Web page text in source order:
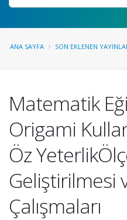
ANA SAYFA SON EKLENEN
Matematik
Origami
Öz
Geliştirilmesi
Çalışmaları